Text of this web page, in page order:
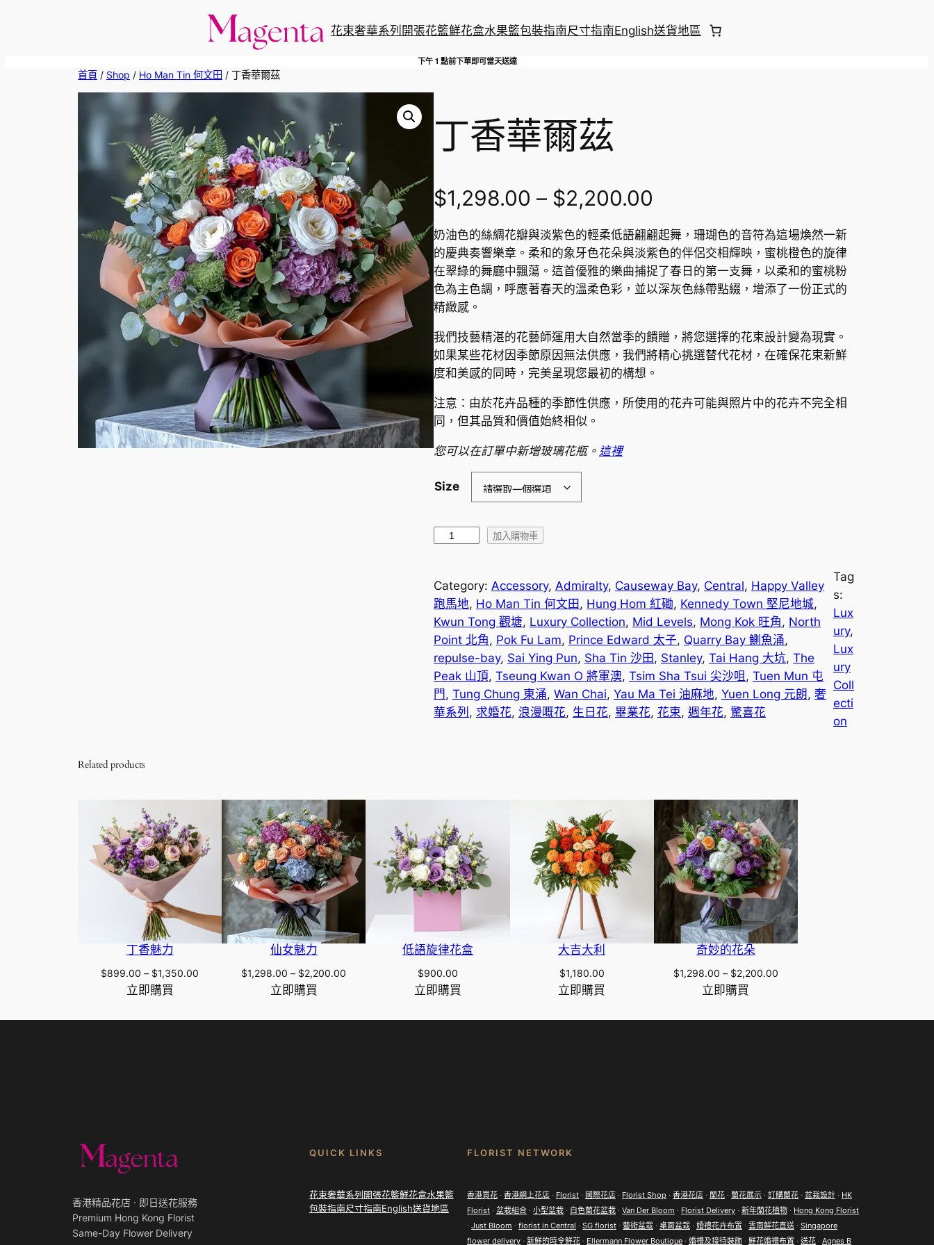
花束奢華系列 開張花籃鮮花盒水果籃包裝指南尺寸指南English送貨地區
下午 1 點前下單即可當天送達
首頁 / Shop / Ho Man Tin 何文田 / 丁香華爾茲
丁香華爾茲
$1,298.00 – $2,200.00
r
i
c
r
n
,
2
9
8
t
h
r
o
u
0
.
奶油色的絲綢花瓣與淡紫色的輕柔低語翩翩起舞，珊瑚色的音符為這場煥然一新
的慶典奏響樂章。柔和的象牙色花朵與淡紫色的伴侶交相輝映，蜜桃橙色的旋律
在翠綠的舞廳中飄蕩。這首優雅的樂曲捕捉了春日的第一支舞，以柔和的蜜桃粉
色為主色調，呼應著春天的溫柔色彩，並以深灰色絲帶點綴，增添了一份正式的
精緻感。
我們技藝精湛的花藝師運用大自然當季的饋贈，將您選擇的花束設計變為現實。
如果某些花材因季節原因無法供應，我們將精心挑選替代花材，在確保花束新鮮
度和美感的同時，完美呈現您最初的構想。
注意：由於花卉品種的季節性供應，所使用的花卉可能與照片中的花卉不完全相
同，但其品質和價值始終相似。
您可以在訂單中新增玻璃花瓶。 這裡
Size
爾
茲
數
量
加入購物車
Category: Accessory, Admiralty, Causeway Bay, Central, Happy Valley
跑馬地, Ho Man Tin 何文田, Hung Hom 紅磡, Kennedy Town 堅尼地城
Kwun Tong 觀塘, Luxury Collection, Mid Levels, Mong Kok 旺角, North
Point 北角, Pok Fu Lam, Prince Edward 太子, Quarry Bay 鰂魚涌
repulse-bay, Sai Ying Pun, Sha Tin 沙田, Stanley, Tai Hang 大坑, The
Peak 山頂, Tseung Kwan O 將軍澳, Tsim Sha Tsui 尖沙咀 , Tuen Mun 屯
門 , Tung Chung 東涌, Wan Chai, Yau Ma Tei 油麻地, Yuen Long 元朗, 奢
華系列 , 求婚花, 浪漫嘅花, 生日花, 畢業花, 花束, 週年花, 驚喜花
Tag
s:
Lux
ury
Lux
ury
Coll
ecti
on
Related products
丁香魅力
$899.00 – $1,350.00
through
立即購買
仙女魅力
$1,298.00 – $2,200.00
through
立即購買
低語旋律花盒
$900.00
立即購買
大吉大利
$1,180.00
立即購買
奇妙的花朵
$1,298.00 – $2,200.00Price
through
立即購買
香港精品花店 · 即日送花服務
Premium Hong Kong Florist
Same-Day Flower Delivery
QUICK LINKS
花束奢華系列開張花籃鮮花盒水果籃
包裝指南尺寸指南English送貨地區
FLORIST NETWORK
香港買花· 香港網上花店· Florist· 國際花店· Florist Shop · 香港花店· 蘭花· 蘭花展示· 訂購蘭花· 盆栽設計· HK
Florist· 盆栽組合· 小型盆栽· 白色蘭花盆栽· Van Der Bloom · Florist Delivery· 新年蘭花植物· Hong Kong Florist
· Just Bloom · florist in Central · SG florist· 藝術盆栽· 桌面盆栽· 婚禮花卉布置· 雲南鮮花直送· Singapore
flower delivery· 新鮮的時令鮮花· Ellermann Flower Boutique· 婚禮及接待裝飾· 鮮花婚禮布置· 送花· Agnes B